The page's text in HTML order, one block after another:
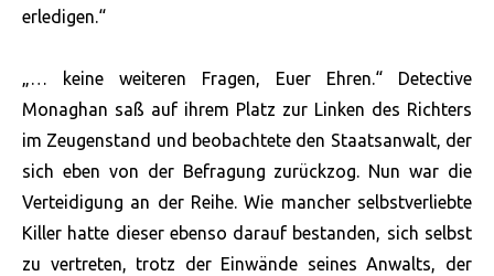
erledigen.“
„… keine weiteren Fragen, Euer Ehren.“ Detective
Monaghan saß auf ihrem Platz zur Linken des Richters
im Zeugenstand und beobachtete den Staatsanwalt, der
sich eben von der Befragung zurückzog. Nun war die
Verteidigung an der Reihe. Wie mancher selbstverliebte
Killer hatte dieser ebenso darauf bestanden, sich selbst
zu vertreten, trotz der Einwände seines Anwalts, der